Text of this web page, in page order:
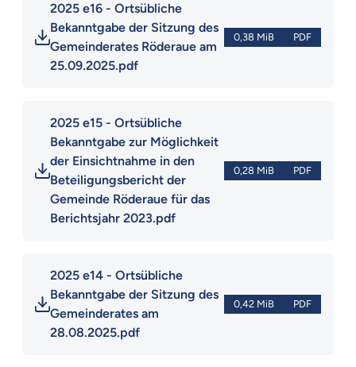
2025 e16 - Ortsübliche
Bekanntgabe der Sitzung des
Gemeinderates Röderaue am
25.09.2025.pdf
0,38 MiB PDF
2025 e15 - Ortsübliche
Bekanntgabe zur Möglichkeit
der Einsichtnahme in den
Beteiligungsbericht der
Gemeinde Röderaue für das
Berichtsjahr 2023.pdf
0,28 MiB PDF
2025 e14 - Ortsübliche
Bekanntgabe der Sitzung des
Gemeinderates am
28.08.2025.pdf
0,42 MiB PDF